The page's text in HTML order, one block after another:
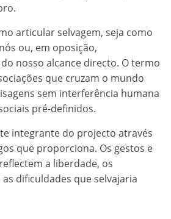
articular selvagem, seja como
ou, em oposição,
nosso alcance directo. O termo
que cruzam o mundo
sem interferência humana
pré-definidos.
integrante do projecto através
que proporciona. Os gestos e
a liberdade, os
dificuldades que selvajaria